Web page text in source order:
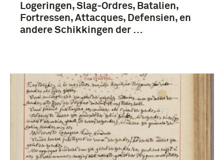
Logeringen, Slag-Ordres, Batalien,
Fortressen, Attacques, Defensien, en
andere Schikkingen der …